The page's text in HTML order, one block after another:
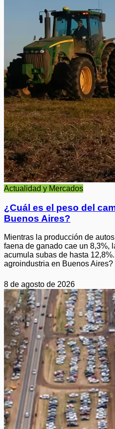
Actualidad y Mercados
¿Cuál es el peso del
Buenos Aires?
Mientras la producción de
faena de ganado cae un 8,3%,
acumula subas de hasta
agroindustria en Buenos Aires?
8 de agosto de 2026